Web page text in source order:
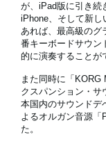
が、iPad版に引き続
iPhone、そして新
あれば、最高級のグ
番キーボードサウン
的に演奏することが
また同時に「KORG
クスパンション・サ
本国内のサウンドデ
よるオルガン音源「
た。